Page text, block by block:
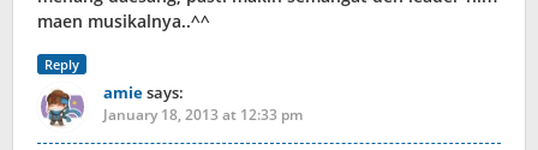
maen musikalnya..^^
Reply
amiesays:
January 18, 2013 at 12:33 pm